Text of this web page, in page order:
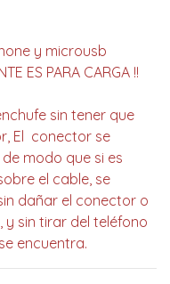
y microusb
ES PARA CARGA !!
sin tener que
El conector se
modo que si es
el cable, se
dañar el conector o
sin tirar del teléfono
encuentra.